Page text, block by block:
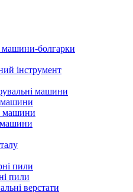
машини-болгарки
інструмент
машини
машини
машини
пили
пили
верстати